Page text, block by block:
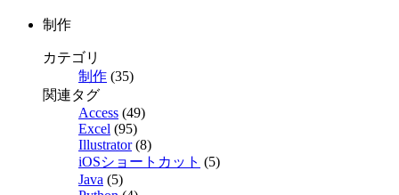
制作
カテゴリ
制作 (35)
関連タグ
Access (49)
Excel (95)
Illustrator(8)
iOSショートカット (5)
Java (5)